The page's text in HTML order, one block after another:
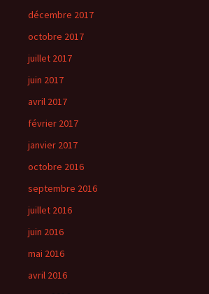
décembre 2017
octobre 2017
juillet 2017
juin 2017
avril 2017
février 2017
janvier 2017
octobre 2016
septembre 2016
juillet 2016
juin 2016
mai 2016
avril 2016